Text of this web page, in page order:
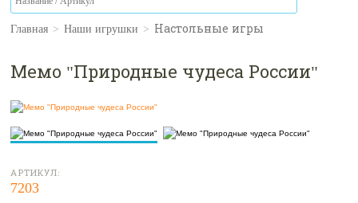
Главная > Наши игрушки > Настольные игры
Мемо "Природные чудеса России"
АРТИКУЛ:
7203